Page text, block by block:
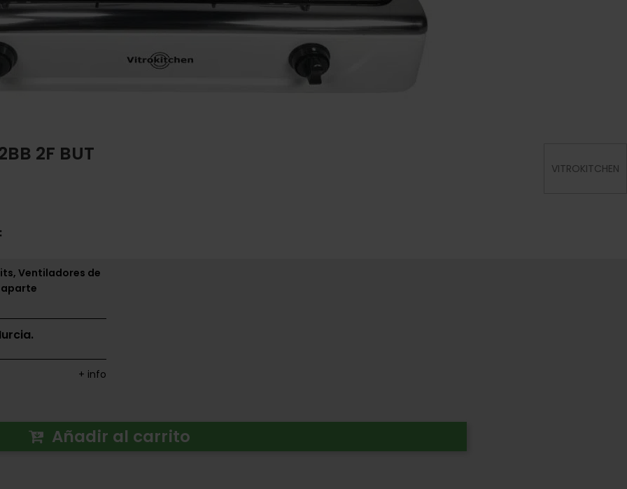
VITROKITCHEN
2F BUT
Ventiladores de
aparte
+ info
Añadir al carrito